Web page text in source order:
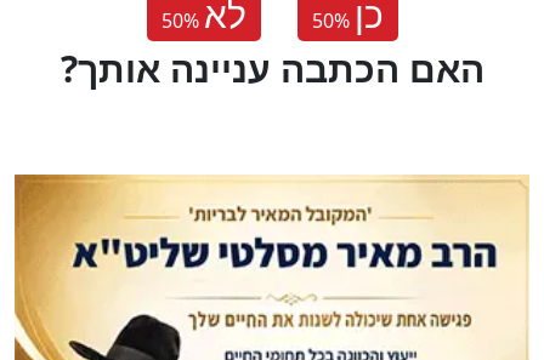
50% לא 50% כן
?האם הכתבה עניינה אותך